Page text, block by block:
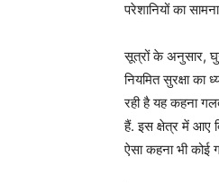
परेशानियों का
सूत्रों के अनुसार,
नियमित सुरक्षा का
रही है यह कहना
हैं. इस क्षेत्र में आए
ऐसा कहना भी कोई